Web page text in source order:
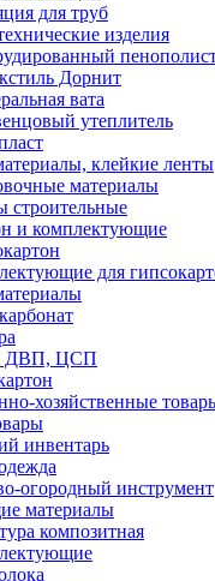
для труб
изделия
Дорнит
вата
утеплитель
клейкие ленты
материалы
строительные
и комплектующие
для
ДВП, ЦСП
хозяйственные
инвентарь
огородный инструмент
материалы
композитная